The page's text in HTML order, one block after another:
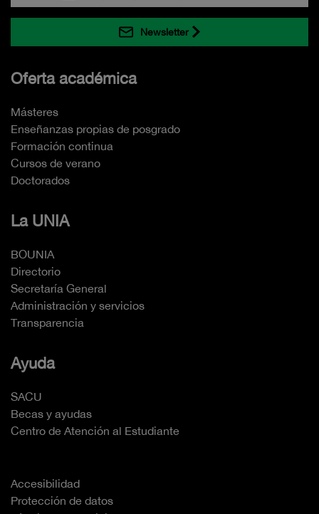
Newsletter
Oferta académica
Másteres
Enseñanzas propias de posgrado
Formación continua
Cursos de verano
Doctorados
La UNIA
BOUNIA
Directorio
Secretaría General
Administración y servicios
Transparencia
Ayuda
SACU
Becas y ayudas
Centro de Atención al Estudiante
Accesibilidad
Protección de datos